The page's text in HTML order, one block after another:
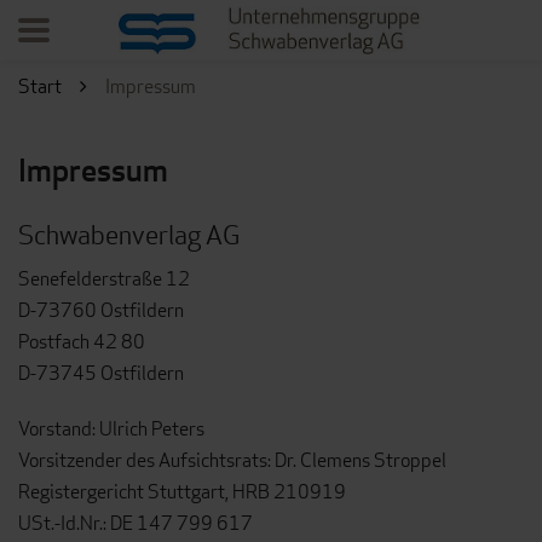
Start Impressum
Impressum
Schwabenverlag AG
Senefelderstraße 12
D-73760 Ostfildern
Postfach 42 80
D-73745 Ostfildern
Vorstand: Ulrich Peters
Vorsitzender des Aufsichtsrats: Dr. Clemens Stroppel
Registergericht Stuttgart, HRB 210919
USt.-Id.Nr.: DE 147 799 617